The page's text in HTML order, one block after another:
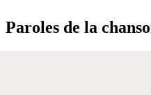
Paroles de la